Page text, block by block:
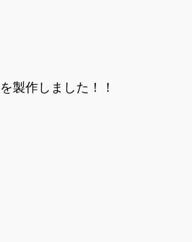
製作しました！！